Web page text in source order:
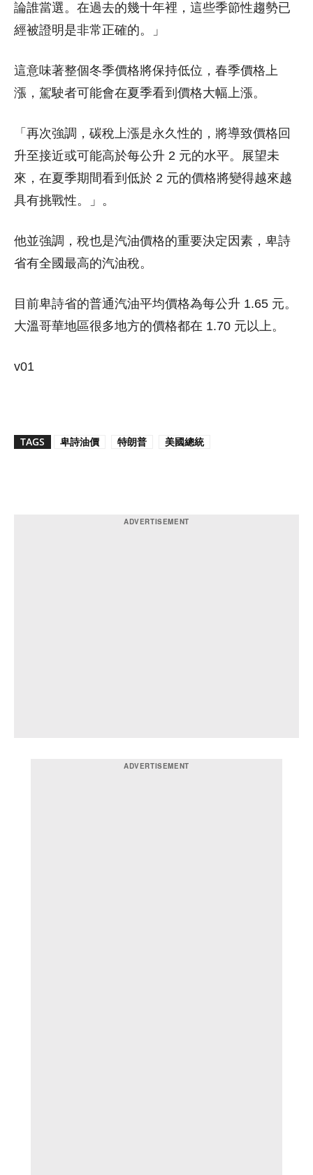
論誰當選。在過去的幾十年裡，這些季節性趨勢已
經被證明是非常正確的。」
這意味著整個冬季價格將保持低位，春季價格上
漲，駕駛者可能會在夏季看到價格大幅上漲。
「再次強調，碳稅上漲是永久性的，將導致價格回
升至接近或可能高於每公升 2 元的水平。展望未
來，在夏季期間看到低於 2 元的價格將變得越來越
具有挑戰性。」。
他並強調，稅也是汽油價格的重要決定因素，卑詩
省有全國最高的汽油稅。
目前卑詩省的普通汽油平均價格為每公升 1.65 元。
大溫哥華地區很多地方的價格都在 1.70 元以上。
v01
TAGS 卑詩油價 特朗普 美國總統